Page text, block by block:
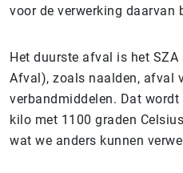
voor de verwerking daarvan
Het duurste afval is het
Afval), zoals naalden, afval
verbandmiddelen. Dat
kilo met 1100 graden
wat we anders kunnen